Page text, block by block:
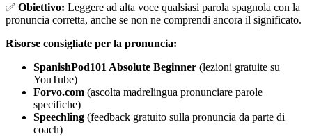
✅ Obiettivo: Leggere ad alta voce qualsiasi parola spagnola con la
pronuncia corretta, anche se non ne comprendi ancora il significato.
Risorse consigliate per la pronuncia:
SpanishPod101 Absolute Beginner (lezioni gratuite su
YouTube)
Forvo.com (ascolta madrelingua pronunciare parole
specifiche)
Speechling (feedback gratuito sulla pronuncia da parte di
coach)